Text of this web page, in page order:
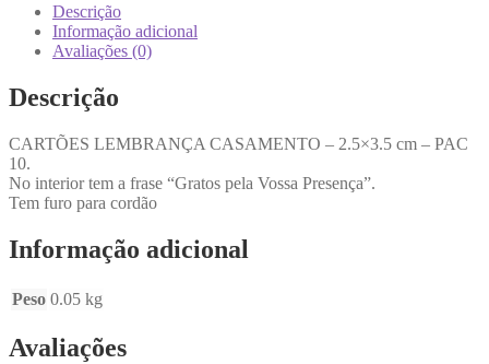
Descrição
Informação adicional
Avaliações (0)
Descrição
CARTÕES LEMBRANÇA CASAMENTO – 2.5×3.5 cm – PAC
10.
No interior tem a frase “Gratos pela Vossa Presença”.
Tem furo para cordão
Informação adicional
Peso 0.05 kg
Avaliações